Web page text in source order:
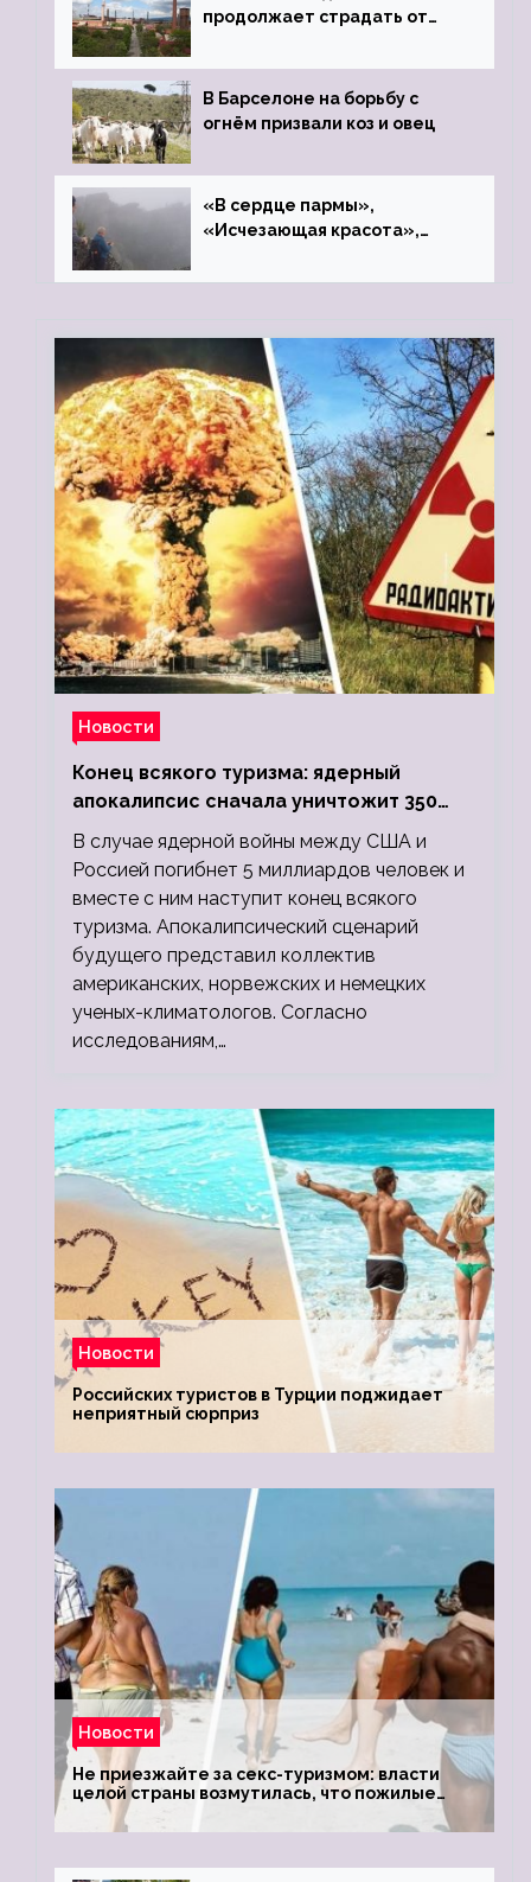
продолжает страдать от
В Барселоне на борьбу с
огнём призвали коз и овец
«В сердце пармы»,
«Исчезающая красота»,
Новости
Конец всякого туризма: ядерный
апокалипсис сначала уничтожит 350
миллионов, а потом 5 миллиардов
людей
В случае ядерной войны между США и
Россией погибнет 5 миллиардов человек и
вместе с ним наступит конец всякого
туризма. Апокалипсический сценарий
будущего представил коллектив
американских, норвежских и немецких
ученых-климатологов. Согласно
исследованиям,…
Новости
Российских туристов в Турции поджидает
неприятный сюрприз
Новости
Не приезжайте за секс-туризмом: власти
целой страны возмутилась, что пожилые
туристки массово едут к ним, чтобы
обзавестись молодыми любовниками